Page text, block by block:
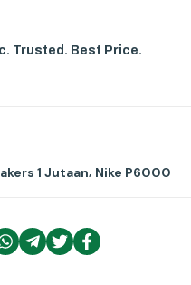
Trusted. Best Price.
1 Jutaan, Nike P6000